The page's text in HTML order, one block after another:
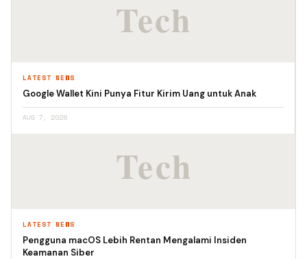
LATEST NEWS
Google Wallet Kini Punya Fitur Kirim Uang untuk Anak
AUG 7, 2026
LATEST NEWS
Pengguna macOS Lebih Rentan Mengalami Insiden
Keamanan Siber